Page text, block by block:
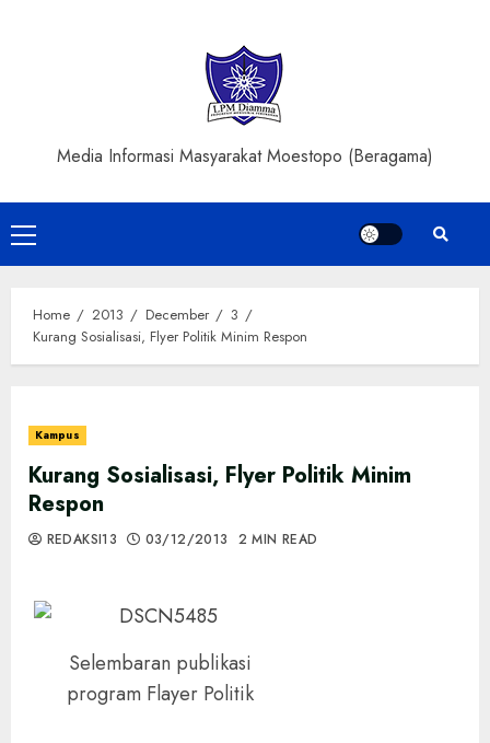
Media Informasi Masyarakat Moestopo (Beragama)
Primary
Menu
Home 2013 December
3
Kurang Sosialisasi, Flyer Politik Minim Respon
Kampus
Kurang Sosialisasi, Flyer Politik Minim
Respon
REDAKSI13 03/12/2013 2 MIN READ
Selembaran publikasi
program Flayer Politik